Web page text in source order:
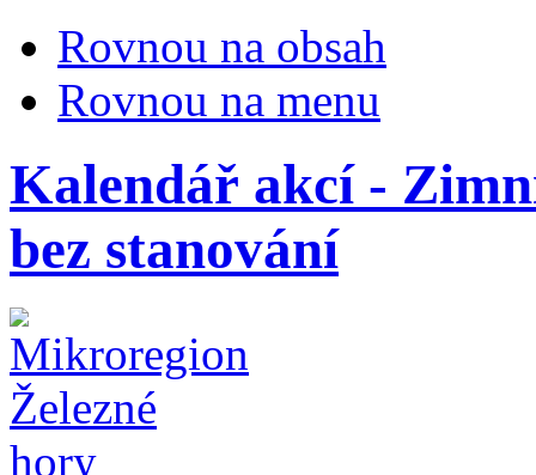
Rovnou na obsah
Rovnou na menu
Kalendář akcí -
bez stanování